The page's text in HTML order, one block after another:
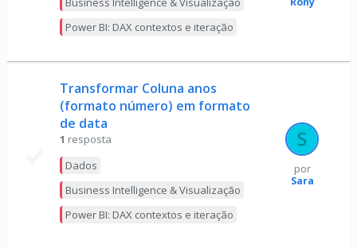
Power BI: DAX contextos e iteração
Transformar Coluna anos
(formato número) em formato
de data
1 resposta
Dados
Business Intelligence & Visualização
Power BI: DAX contextos e iteração
por
Sara